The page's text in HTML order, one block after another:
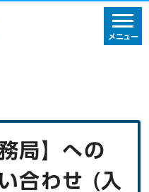
メニュー
局】への
合わせ (入